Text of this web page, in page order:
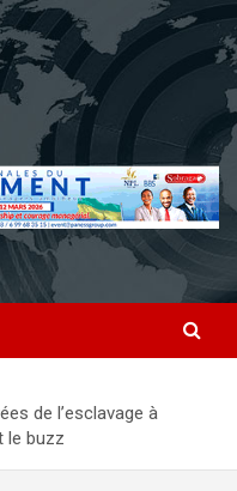
de l’esclavage à
le buzz